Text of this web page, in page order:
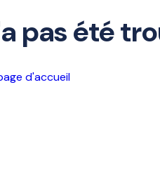
pas été
d'accueil